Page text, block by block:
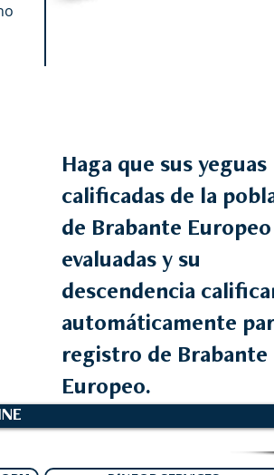
Haga que sus yeguas
calificadas de la
de Brabante Europeo
evaluadas y su
descendencia
automáticamente
registro de Brabante
Europeo.